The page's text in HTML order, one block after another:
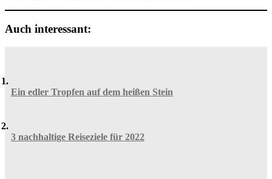
Auch interessant:
Ein edler Tropfen auf dem heißen Stein
3 nachhaltige Reiseziele für 2022